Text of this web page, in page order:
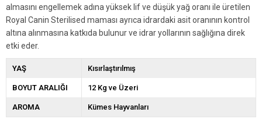
almasını engellemek adına yüksek lif ve düşük yağ oranı ile üretilen
Royal Canin Sterilised maması ayrıca idrardaki asit oranının kontrol
altına alınmasına katkıda bulunur ve idrar yollarının sağlığına direk
etki eder.
YAŞ Kısırlaştırılmış
BOYUT ARALIĞI 12 Kg ve Üzeri
AROMA Kümes Hayvanları